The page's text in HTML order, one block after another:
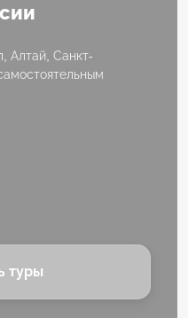
Алтай, Санкт-
туры